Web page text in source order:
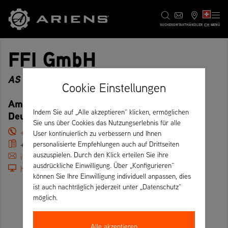
SUCHEKONTAKTHÄNDLER CH MENÜ
FFI GmbH
AS 940 Sherpa RC, QMF zertifiziert, Partner
Am Hünstein 62, 99752 Bleicherode –
Deutschland
+49 (36334) 5070-3
+49 (36334) 50 705
info@ffi-nohra.de
https://ffi-nohra.de/
Cookie Einstellungen
Indem Sie auf „Alle akzeptieren“ klicken, ermöglichen
Sie uns über Cookies das Nutzungserlebnis für alle
User kontinuierlich zu verbessern und Ihnen
personalisierte Empfehlungen auch auf Drittseiten
auszuspielen. Durch den Klick erteilen Sie ihre
ausdrückliche Einwilligung. Über „Konfigurieren“
können Sie Ihre Einwilligung individuell anpassen, dies
ist auch nachträglich jederzeit unter „Datenschutz“
möglich.